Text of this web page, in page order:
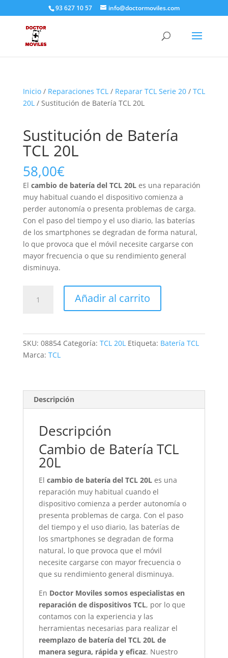
93 627 10 57 info@doctormoviles.com
Inicio/ Reparaciones TCL/ Reparar TCL Serie 20/ TCL
20L/ Sustitución de Batería TCL 20L
Sustitución de Batería
TCL 20L
58,00€
El cambio de batería del TCL 20Les una reparación
muy habitual cuando el dispositivo comienza a
perder autonomía o presenta problemas de carga.
Con el paso del tiempo y el uso diario, las baterías
de los smartphones se degradan de forma natural,
lo que provoca que el móvil necesite cargarse con
mayor frecuencia o que su rendimiento general
disminuya.
Añadir al carrito
SKU: 08854 Categoría: TCL 20L Etiqueta: Batería TCL
Marca: TCL
Descripción
Descripción
Cambio de Batería TCL
20L
El cambio de batería del TCL 20Les una
reparación muy habitual cuando el
dispositivo comienza a perder autonomía o
presenta problemas de carga. Con el paso
del tiempo y el uso diario, las baterías de
los smartphones se degradan de forma
natural, lo que provoca que el móvil
necesite cargarse con mayor frecuencia o
que su rendimiento general disminuya.
En Doctor Moviles somos especialistas en
reparación de dispositivos TCL, por lo que
contamos con la experiencia y las
herramientas necesarias para realizar el
reemplazo de batería del TCL 20L de
manera segura, rápida y eficaz. Nuestro